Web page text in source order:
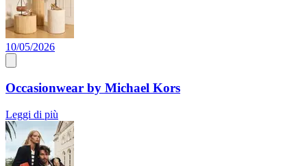
10/05/2026
Occasionwear by Michael Kors
Leggi di più